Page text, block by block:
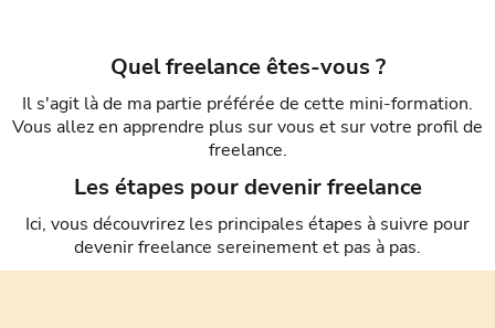
Quel freelance êtes-vous ?
Il s'agit là de ma partie préférée de cette mini-formation.
Vous allez en apprendre plus sur vous et sur votre profil de
freelance.
Les étapes pour devenir freelance
Ici, vous découvrirez les principales étapes à suivre pour
devenir freelance sereinement et pas à pas.